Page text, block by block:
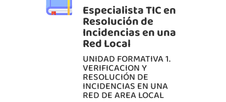
Especialista TIC en
Resolución de
Incidencias en una
Red Local
UNIDAD FORMATIVA 1.
VERIFICACION Y
RESOLUCIÓN DE
INCIDENCIAS EN UNA
RED DE AREA LOCAL